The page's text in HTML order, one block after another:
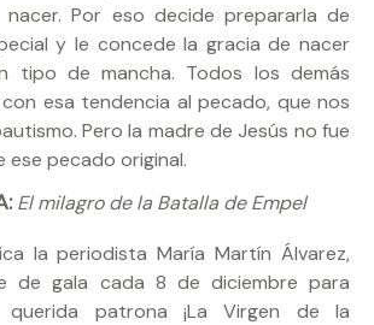
Por eso decide prepararla de
y le concede la gracia de nacer
tipo de mancha. Todos los demás
esa tendencia al pecado, que nos
Pero la madre de Jesús no fue
ese pecado original.
El milagro de la Batalla de Empel
la periodista María Martín Álvarez,
de gala cada 8 de diciembre para
patrona ¡La Virgen de la